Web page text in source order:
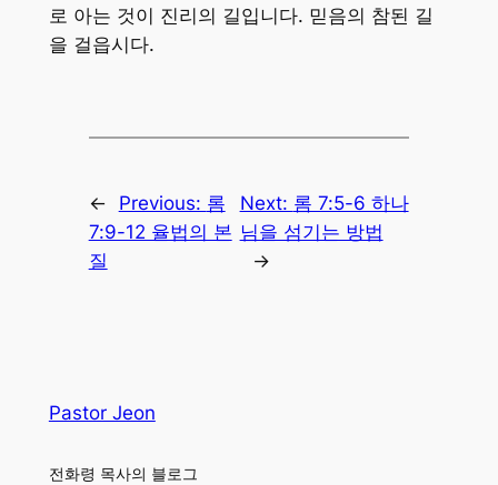
로 아는 것이 진리의 길입니다. 믿음의 참된 길
을 걸읍시다.
← Previous: 롬
7:9-12 율법의 본
질
Next: 롬 7:5-6 하나
님을 섬기는 방법
→
Pastor Jeon
전화령 목사의 블로그